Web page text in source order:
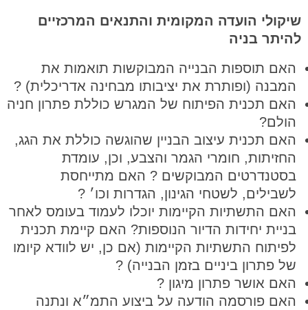
שיקולי הועדה המקומית והתנאים המרכזיים
להיתר בניה
האם תוספות הבנייה המבוקשות תואמות את
המבנה (ופותרת את יציבותו מבחינה אדריכלית) ?
האם תכנית הפיתוח של המגרש כוללת פתרון חניה
הולם?
האם תכנית עיצוב הבניין שהוגשה כוללת את הגג,
החזיתות, חומרי הגמר והצבע, וכן, עומדת
בסטנדרטים המבוקשים ? האם מתייחסת
לשבילים, לשטחי הגינון, הגדרות וכו׳ ?
האם התשתיות הקיימות יוכלו לעמוד בעומס לאחר
בניית יחידות הדיור הנוספות? האם קיימת תכנית
לפיתוח התשתיות הקיימות (אם כן, יש לוודא קיומו
של פתרון ביניים בזמן הבנייה) ?
האם אושר פתרון מיגון ?
האם פורסמה הודעה על ביצוע התמ״א ונתנה